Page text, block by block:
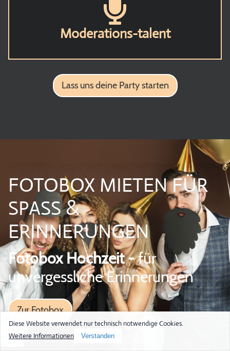
Diese Website verwendet nur technisch notwendige Cookies.
Weitere Informationen
Verstanden
Moderations-talent
Lass uns deine Party starten
FOTOBOX MIETEN FÜR
SPASS &
ERINNERUNGEN
Fotobox Hochzeit -für
unvergessliche Erinnerungen
Zur Fotobox